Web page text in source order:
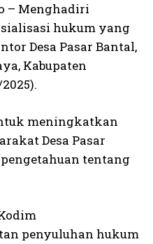
– Menghadiri
hukum yang
Desa Pasar Bantal,
Kabupaten
meningkatkan
Desa Pasar
tentang
penyuluhan hukum